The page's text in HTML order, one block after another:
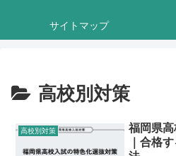
サイトマップ
高校別対策
高校別対策
福岡県
｜合格